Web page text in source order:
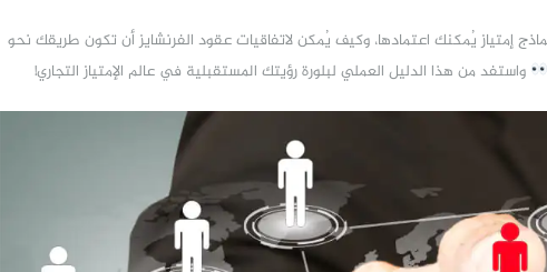
إمتياز يُمكنك اعتمادها، وكيف يُمكن لاتفاقيات عقود الفرنشايز أن تكون طريقك نحو
واستفد من هذا الدليل العملي لبلورة رؤيتك المستقبلية في عالم الإمتياز التجاري!